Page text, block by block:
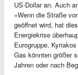
US-Dollar an. Auch
«Wenn die Straße
geöffnet wird, hat
Energiekrise
Eurogruppe,
Gas könnten größer
Jahren oder nach